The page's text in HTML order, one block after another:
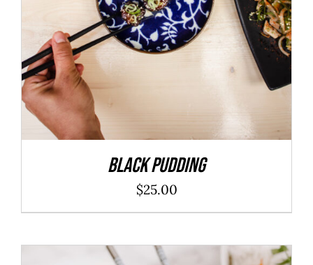
Black Pudding
$25.00